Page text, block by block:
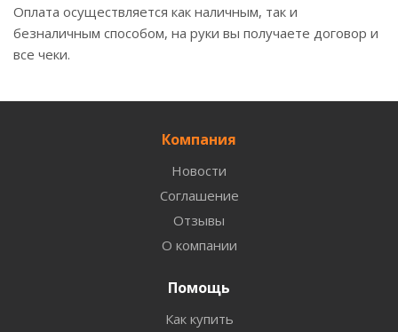
Оплата осуществляется как наличным, так и
безналичным способом, на руки вы получаете договор и
все чеки.
Компания
Новости
Соглашение
Отзывы
О компании
Помощь
Как купить